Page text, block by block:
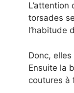
torsades
l’habitude
Donc,
Ensuite la
coutures à